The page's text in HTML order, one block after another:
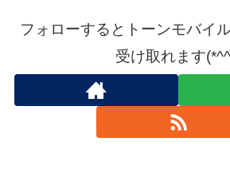
フォローするとトーンモバイ
受け取れます